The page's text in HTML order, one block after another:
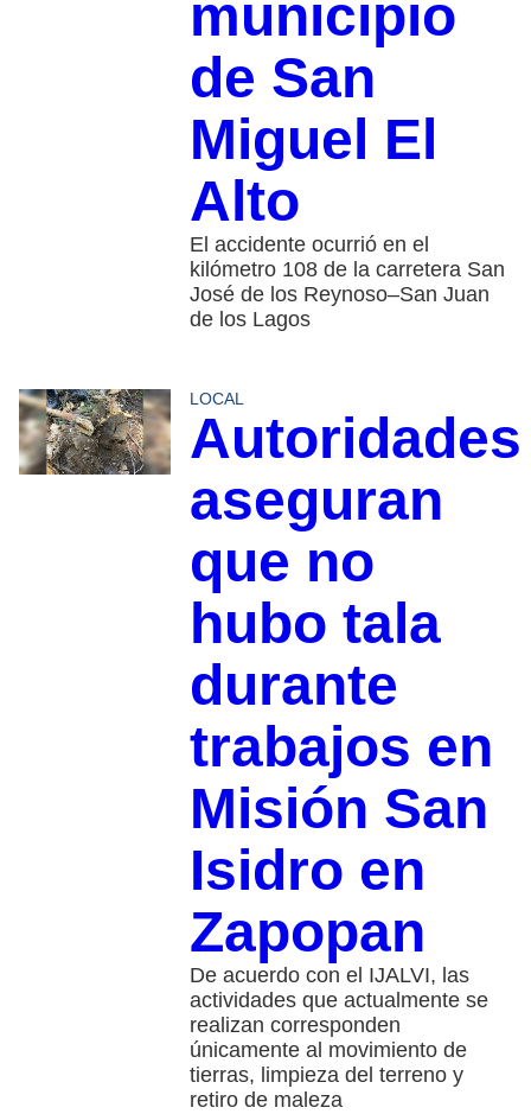
municipio
de San
Miguel El
Alto
El accidente ocurrió en el
kilómetro 108 de la carretera San
José de los Reynoso–San Juan
de los Lagos
LOCAL
Autoridades
aseguran
que no
hubo tala
durante
trabajos en
Misión San
Isidro en
Zapopan
De acuerdo con el IJALVI, las
actividades que actualmente se
realizan corresponden
únicamente al movimiento de
tierras, limpieza del terreno y
retiro de maleza